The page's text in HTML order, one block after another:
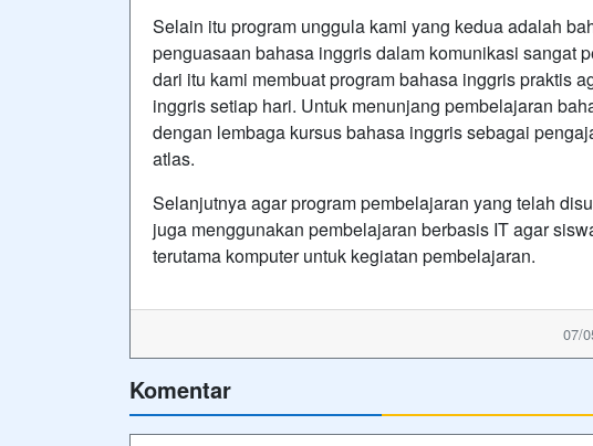
Selain itu program unggula kami yang kedua adalah
penguasaan bahasa inggris dalam komunikasi sangat
dari itu kami membuat program bahasa inggris praktis
inggris setiap hari. Untuk menunjang pembelajaran
dengan lembaga kursus bahasa inggris sebagai
atlas.
Selanjutnya agar program pembelajaran yang telah
juga menggunakan pembelajaran berbasis IT agar
terutama komputer untuk kegiatan pembelajaran.
07/
Komentar